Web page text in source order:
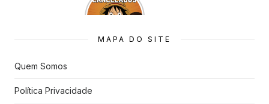
que quase
s
MAPA DO SITE
Quem Somos
Política Privacidade